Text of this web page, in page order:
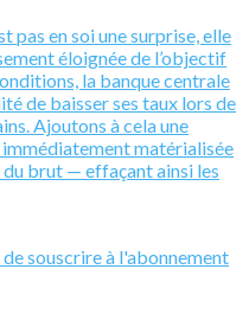
pas en soi une surprise, elle
éloignée de l’objectif
la banque centrale
de baisser ses taux lors de
Ajoutons à cela une
immédiatement matérialisée
du brut — effaçant ainsi les
souscrire à l'abonnement